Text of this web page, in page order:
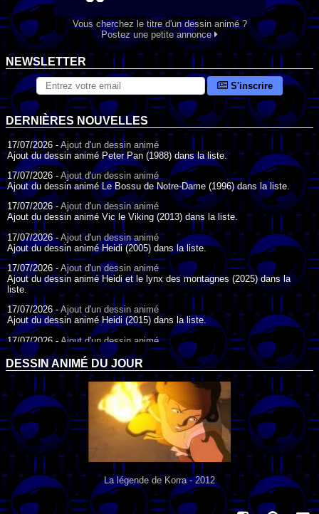
Vous cherchez le titre d'un dessin animé ?
Postez une petite annonce
NEWSLETTER
S'inscrire
DERNIÈRES NOUVELLES
17/07/2026 - Ajout d'un dessin animé
Ajout du dessin animé Peter Pan (1988) dans la liste.
17/07/2026 - Ajout d'un dessin animé
Ajout du dessin animé Le Bossu de Notre-Dame (1996) dans la liste.
17/07/2026 -Ajout d'un dessin animé
Ajout du dessin animé Vic le Viking (2013) dans la liste.
17/07/2026 - Ajout d'un dessin animé
Ajout du dessin animé Heidi (2005) dans la liste.
17/07/2026 - Ajout d'un dessin animé
Ajout du dessin animé Heidi et le lynx des montagnes (2025) dans la
liste.
17/07/2026 - Ajout d'un dessin animé
Ajout du dessin animé Heidi (2015) dans la liste.
17/07/2026 - Ajout d'un dessin animé
Ajout du dessin animé Heidi (1995) dans la liste.
09/07/2026 -Ajout d'un dessin animé
Ajout du dessin animé Genki l'Aventurier de la Chance (2006) dans la
liste.
04/07/2026 - Ajout d'un dessin animé
Ajout du dessin animé Vilain Petit Canard (2000) dans la liste.
04/07/2026 -Ajout d'un dessin animé
Ajout du dessin animé Le Noël du vilain petit canard (2003) dans la liste.
DESSIN ANIMÉ DU JOUR
La légende de Korra - 2012